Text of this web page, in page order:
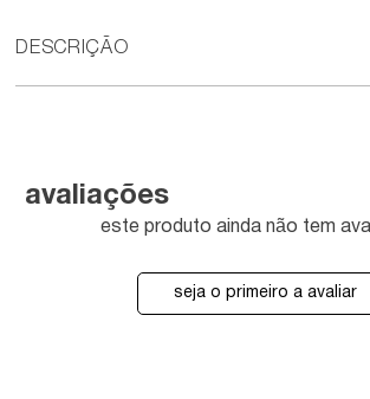
DESCRIÇÃO
avaliações
este produto ainda não tem
seja o primeiro a avaliar